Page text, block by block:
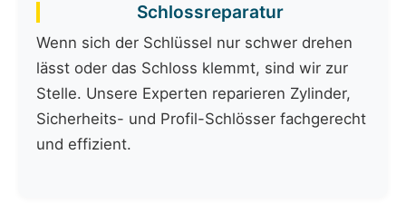
Schlossreparatur
Wenn sich der Schlüssel nur schwer drehen
lässt oder das Schloss klemmt, sind wir zur
Stelle. Unsere Experten reparieren Zylinder,
Sicherheits- und Profil-Schlösser fachgerecht
und effizient.